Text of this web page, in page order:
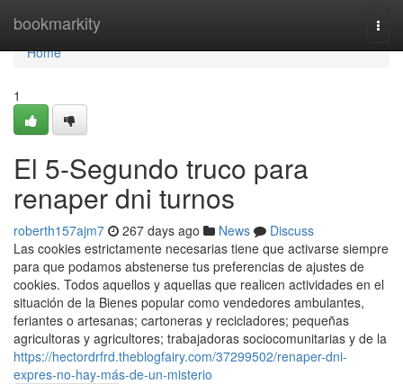
bookmarkity
Home
Home
1
El 5-Segundo truco para
renaper dni turnos
roberth157ajm7 267 days ago News
Discuss
Las cookies estrictamente necesarias tiene que activarse siempre
para que podamos abstenerse tus preferencias de ajustes de
cookies. Todos aquellos y aquellas que realicen actividades en el
situación de la Bienes popular como vendedores ambulantes,
feriantes o artesanas; cartoneras y recicladores; pequeñas
agricultoras y agricultores; trabajadoras sociocomunitarias y de la
https://hectordrfrd.theblogfairy.com/37299502/renaper-dni-
expres-no-hay-más-de-un-misterio